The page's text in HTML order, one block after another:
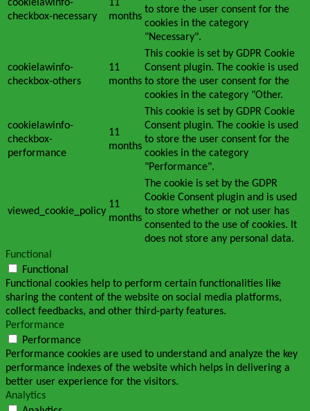
cookielawinfo-
checkbox-necessary
11
months
to store the user consent for the
cookies in the category
"Necessary".
cookielawinfo-
checkbox-others
11
months
This cookie is set by GDPR Cookie
Consent plugin. The cookie is used
to store the user consent for the
cookies in the category "Other.
cookielawinfo-
checkbox-
performance
11
months
This cookie is set by GDPR Cookie
Consent plugin. The cookie is used
to store the user consent for the
cookies in the category
"Performance".
viewed_cookie_policy
11
months
The cookie is set by the GDPR
Cookie Consent plugin and is used
to store whether or not user has
consented to the use of cookies. It
does not store any personal data.
Functional
Functional
Functional cookies help to perform certain functionalities like
sharing the content of the website on social media platforms,
collect feedbacks, and other third-party features.
Performance
Performance
Performance cookies are used to understand and analyze the key
performance indexes of the website which helps in delivering a
better user experience for the visitors.
Analytics